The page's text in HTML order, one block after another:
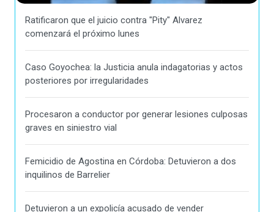
Ratificaron que el juicio contra "Pity" Alvarez
comenzará el próximo lunes
Caso Goyochea: la Justicia anula indagatorias y actos
posteriores por irregularidades
Procesaron a conductor por generar lesiones culposas
graves en siniestro vial
Femicidio de Agostina en Córdoba: Detuvieron a dos
inquilinos de Barrelier
Detuvieron a un expolicía acusado de vender